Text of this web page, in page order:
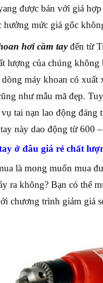
được bán với giá
hưởng mức giá gốc
hơi cầm tayđến từ
lượng của chúng
máy khoan có
như mẫu mã đẹp.
tai nạn lao động đáng
này dao động từ 600
ở đâu giá rẻ chất
là mong muốn mua
ra không? Bạn có thể
chương trình giảm giá